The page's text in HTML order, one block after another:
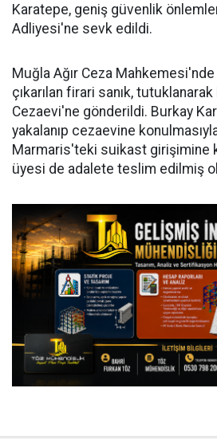
Karatepe, geniş güvenlik
Adliyesi'ne sevk edildi.
Muğla Ağır Ceza Mahkemesi'nde
çıkarılan firari sanık,
Cezaevi'ne gönderildi. Burkay
yakalanıp cezaevine
Marmaris'teki suikast girişimine
üyesi de adalete teslim edilmiş